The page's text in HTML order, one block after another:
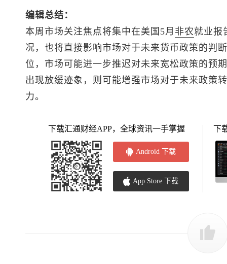
编辑总结：
本周市场关注焦点将集中在美国5月 非农就业报
况，也将直接影响市场对于未来货币政策的判
位，市场可能进一步推迟对未来宽松政策的预
出现放缓迹象，则可能增强市场对于未来政策
力。
下载汇通财经APP，全球资讯一手掌握
Android 下载
App Store 下载
下